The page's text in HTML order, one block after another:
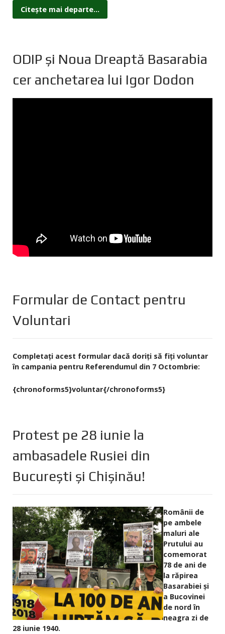
Citește mai departe...
ODIP și Noua Dreaptă Basarabia
cer anchetarea lui Igor Dodon
Formular de Contact pentru
Voluntari
Completați acest formular dacă doriți să fiți voluntar
în campania pentru Referendumul din 7 Octombrie:
{chronoforms5}voluntar{/chronoforms5}
Protest pe 28 iunie la
ambasadele Rusiei din
București și Chișinău!
Românii de
pe ambele
maluri ale
Prutului au
comemorat
78 de ani de
la răpirea
Basarabiei și
a Bucovinei
de nord în
neagra zi de
28 iunie 1940.